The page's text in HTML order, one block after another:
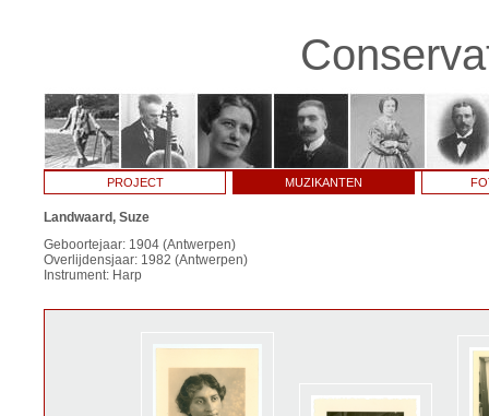
PROJECT MUZIKANTEN
Landwaard, Suze
Geboortejaar: 1904 (Antwerpen)
Overlijdensjaar: 1982 (Antwerpen)
Instrument: Harp